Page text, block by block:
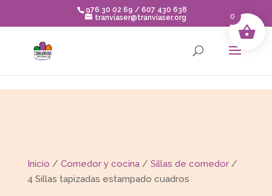
976 30 02 69 / 607 430 638
tranviaser@tranviaser.org
Inicio / Comedor y cocina/ Sillas de comedor/
4 Sillas tapizadas estampado cuadros
0